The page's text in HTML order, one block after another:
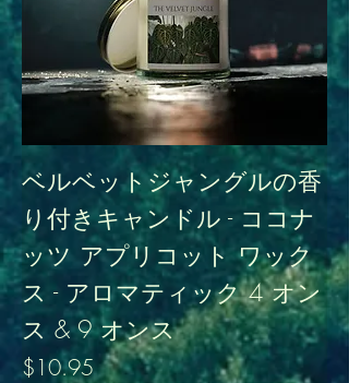
ベルベットジャングルの香
り付きキャンドル - ココナ
ッツ アプリコット ワック
ス - アロマティック 4 オン
ス & 9 オンス
価格
$10.95